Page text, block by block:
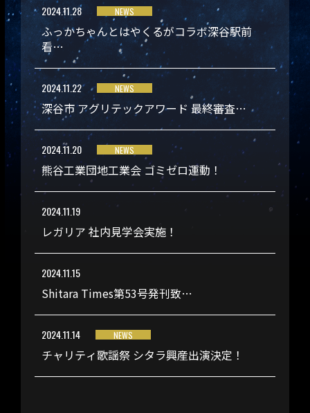
2024.11.28 NEWS
ふっかちゃんとはやくるがコラボ深谷駅前
看…
2024.11.22 NEWS
深谷市 アグリテックアワード 最終審査…
2024.11.20 NEWS
熊谷工業団地工業会 ゴミゼロ運動！
2024.11.19
レガリア 社内見学会実施！
2024.11.15
Shitara Times第53号発刊致…
2024.11.14 NEWS
チャリティ歌謡祭 シタラ興産出演決定！